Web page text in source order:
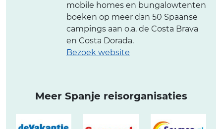
mobile homes en bungalowtenten
boeken op meer dan 50 Spaanse
campings aan o.a. de Costa Brava
en Costa Dorada.
Bezoek website
Meer Spanje reisorganisaties